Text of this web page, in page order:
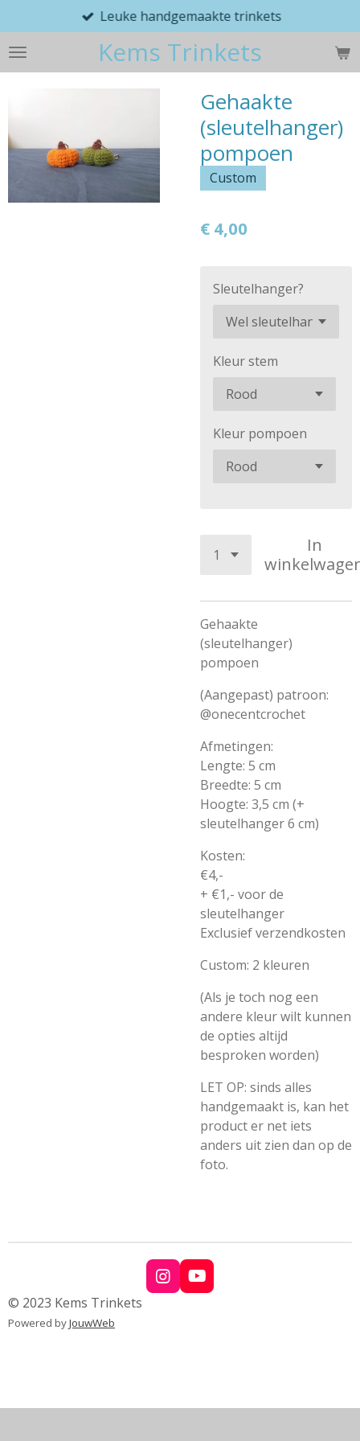
direct
naar
de
Kems Trinkets
Leuke handgemaakte trinkets
Gehaakte
(sleutelhanger)
pompoen
Custom
€ 4,00
Sleutelhanger?
Kleur stem
Kleur pompoen
In
Gehaakte
(sleutelhanger)
pompoen
(Aangepast) patroon:
@onecentcrochet
Afmetingen:
Lengte: 5 cm
Breedte: 5 cm
Hoogte: 3,5 cm (+
sleutelhanger 6 cm)
Kosten:
€4,-
+ €1,- voor de
sleutelhanger
Exclusief verzendkosten
Custom: 2 kleuren
(Als je toch nog een
andere kleur wilt kunnen
de opties altijd
besproken worden)
LET OP: sinds alles
handgemaakt is, kan het
product er net iets
anders uit zien dan op de
foto.
I
n
m
Y
o
© 2023 Kems Trinkets
Powered byJouwWeb